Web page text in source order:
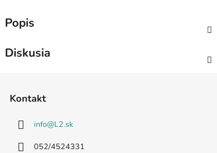
Popis
Diskusia
Kontakt
info@L2.sk
052/4524331